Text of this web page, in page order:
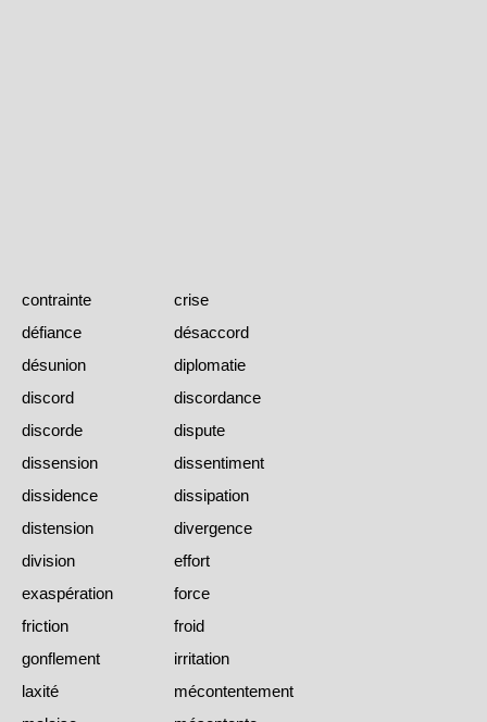
contrainte
crise
défiance
désaccord
désunion
diplomatie
discord
discordance
discorde
dispute
dissension
dissentiment
dissidence
dissipation
distension
divergence
division
effort
exaspération
force
friction
froid
gonflement
irritation
laxité
mécontentement